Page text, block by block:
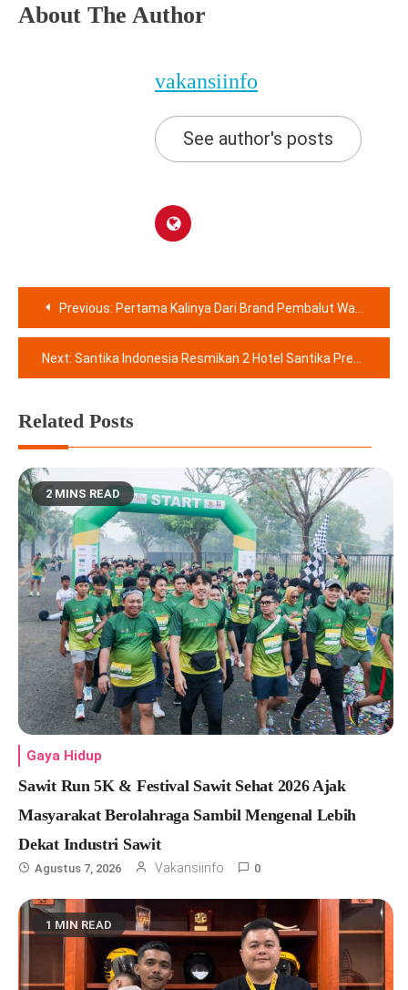
About The Author
vakansiinfo
See author's posts
Navigasi
pos
Previous: Pertama Kalinya Dari Brand Pembalut Wanita! Charm Bersama YKPI Mengadakan Ayo SADARI Setelah Menstruasi Fun Walk Dengan 100 Survivor Kanker Payudara
Next: Santika Indonesia Resmikan 2 Hotel Santika Premiere dalam 3 Hari
Related Posts
2 MINS READ
Gaya Hidup
Sawit Run 5K & Festival Sawit Sehat 2026 Ajak
Masyarakat Berolahraga Sambil Mengenal Lebih
Dekat Industri Sawit
Agustus 7, 2026 Vakansiinfo 0
1 MIN READ